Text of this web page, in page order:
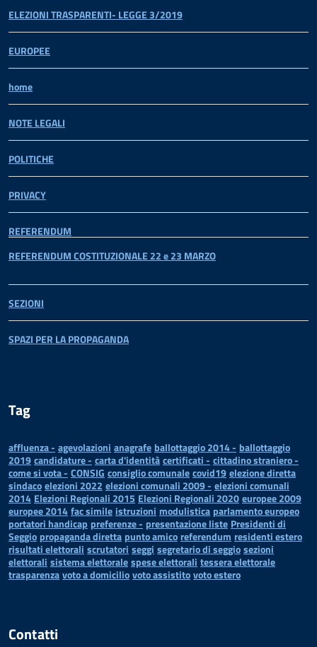
ELEZIONI TRASPARENTI- LEGGE 3/2019
EUROPEE
home
NOTE LEGALI
POLITICHE
PRIVACY
REFERENDUM
REFERENDUM COSTITUZIONALE 22 e 23 MARZO
SEZIONI
SPAZI PER LA PROPAGANDA
Tag
affluenza - agevolazioni anagrafe ballottaggio 2014 - ballottaggio
2019candidature - carta d'identitàcertificati - cittadino straniero -
come si vota - CONSIG consiglio comunalecovid19elezione diretta
sindacoelezioni 2022 elezioni comunali 2009 - elezioni comunali
2014 Elezioni Regionali 2015 Elezioni Regionali 2020europee 2009
europee 2014fac simile istruzioni modulistica parlamento europeo
portatori handicap preferenze - presentazione liste Presidenti di
Seggio propaganda diretta punto amico referendum residenti estero
risultati elettorali scrutatori seggi segretario di seggiosezioni
elettorali sistema elettoralespese elettorali tessera elettorale
trasparenzavoto a domiciliovoto assistitovoto estero
Contatti